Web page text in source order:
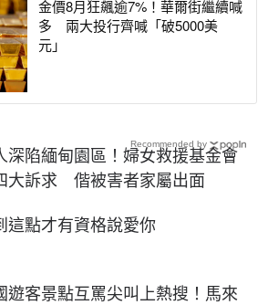
金價8月狂飆逾7%！華爾街繼續喊
多 兩大投行齊喊「破5000美
元」
深陷緬甸園區！婦女救援基金會
大訴求 偕被害者家屬出面
這點才有資格說愛你
遊客景點互罵尖叫上熱搜！馬來
Recommended by